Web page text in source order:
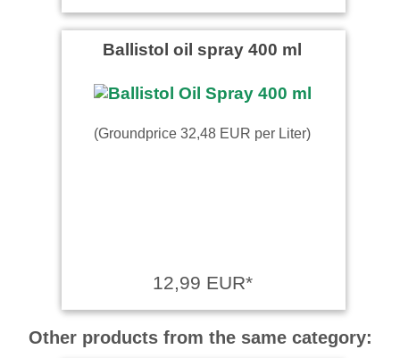
Ballistol oil spray 400 ml
(Groundprice 32,48 EUR per Liter)
12,99 EUR*
Other products from the same category: